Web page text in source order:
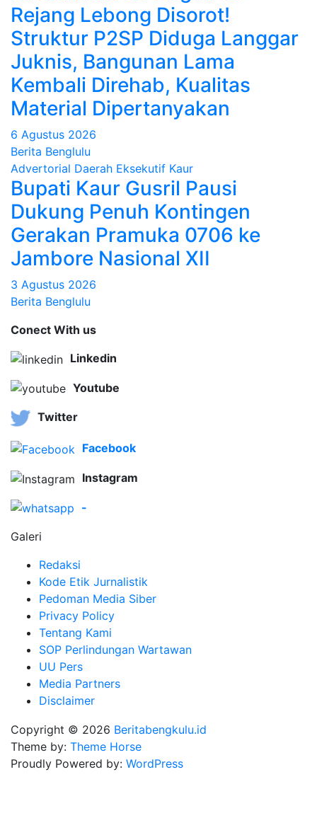
Rejang Lebong Disorot!
Struktur P2SP Diduga Langgar
Juknis, Bangunan Lama
Kembali Direhab, Kualitas
Material Dipertanyakan
6 Agustus 2026
Berita Benglulu
Advertorial Daerah Eksekutif Kaur
Bupati Kaur Gusril Pausi
Dukung Penuh Kontingen
Gerakan Pramuka 0706 ke
Jambore Nasional XII
3 Agustus 2026
Berita Benglulu
Conect With us
Linkedin
Youtube
Twitter
Facebook
Instagram
-
Galeri
Redaksi
Kode Etik Jurnalistik
Pedoman Media Siber
Privacy Policy
Tentang Kami
SOP Perlindungan Wartawan
UU Pers
Media Partners
Disclaimer
Copyright © 2026 Beritabengkulu.id
Theme by: Theme Horse
Proudly Powered by: WordPress